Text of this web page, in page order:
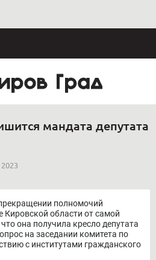
мандата депутата
полномочий
Кировской области от самой
она получила кресло депутата
на заседании комитета по
с институтами гражданского